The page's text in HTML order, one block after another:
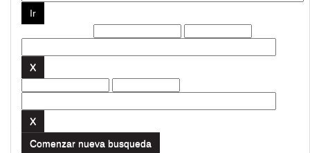
Comenzar nueva busqueda